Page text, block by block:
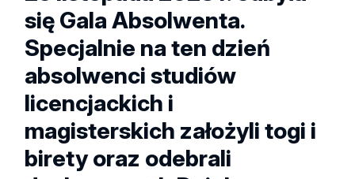
się Gala Absolwenta.
Specjalnie na ten dzień
absolwenci studiów
licencjackich i
magisterskich założyli togi i
birety oraz odebrali